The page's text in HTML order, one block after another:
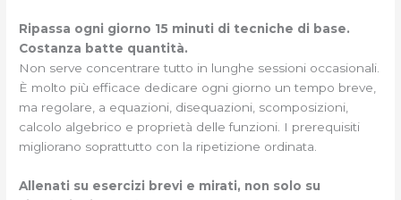
Ripassa ogni giorno 15 minuti di tecniche di base.
Costanza batte quantità.
Non serve concentrare tutto in lunghe sessioni occasionali.
È molto più efficace dedicare ogni giorno un tempo breve,
ma regolare, a equazioni, disequazioni, scomposizioni,
calcolo algebrico e proprietà delle funzioni. I prerequisiti
migliorano soprattutto con la ripetizione ordinata.
Allenati su esercizi brevi e mirati, non solo su